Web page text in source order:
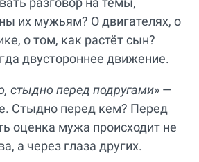
их мужьям? О двигателях, о
о том, как растёт сын?
двустороннее движение.
стыдно перед подругами» —
Стыдно перед кем? Перед
оценка мужа происходит не
а через глаза других.